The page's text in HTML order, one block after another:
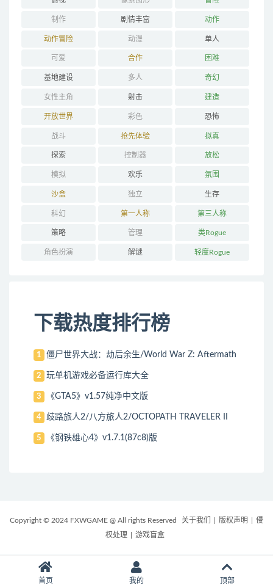
制作 剧情丰富 动作
动作冒险 动漫 单人
可爱 合作 困难
基地建设 多人 奇幻
女性主角 射击 建造
开放世界 彩色 恐怖
战斗 抢先体验 拟真
探索 控制器 放松
模拟 欢乐 氛围
沙盒 独立 生存
科幻 第一人称 第三人称
策略 管理 类Rogue
角色扮演 解谜 轻度Rogue
下载热度排行榜
1 僵尸世界大战：劫后余生/World War Z: Aftermath
2 玩单机游戏必备运行库大全
3 《GTA5》v1.57纯净中文版
4 歧路旅人2/八方旅人2/OCTOPATH TRAVELER II
5 《钢铁雄心4》v1.7.1(87c8)版
Copyright © 2024 FXWGAME @ All rights Reserved 关于我们 版权声明
侵
权处理
游戏盲盒
首页 我的 顶部